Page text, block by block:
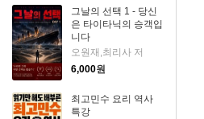
그날의 선택 1 - 당신
은 타이타닉의 승객입
니다
오원재,최리사 저
6,000원
최고민수 요리 역사
특강